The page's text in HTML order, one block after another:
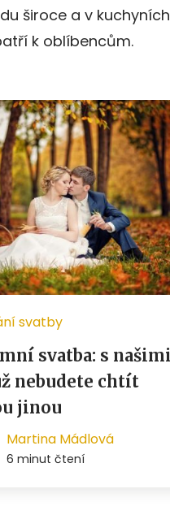
široce a v kuchyních
k oblíbencům.